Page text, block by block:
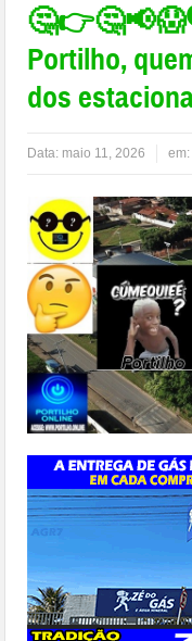
Portilho,
dos
Data: maio 11, 2026 em: